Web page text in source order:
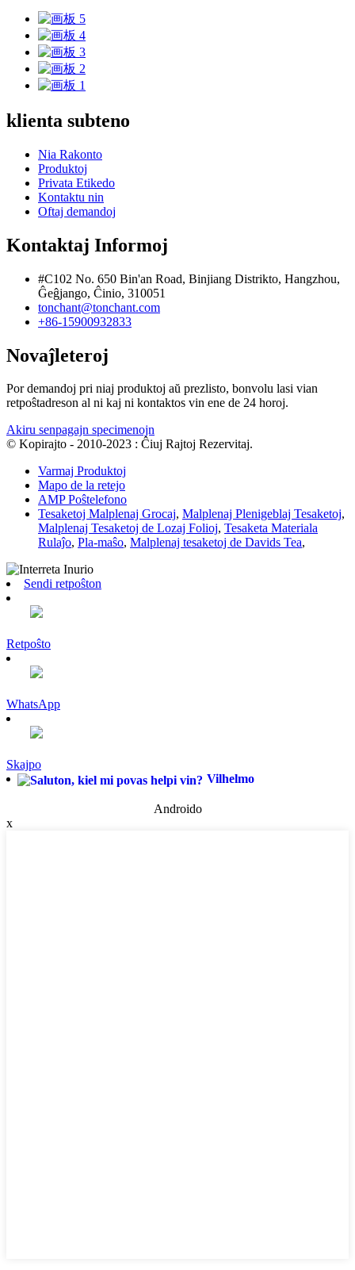
klienta subteno
Nia Rakonto
Produktoj
Privata Etikedo
Kontaktu nin
Oftaj demandoj
Kontaktaj Informoj
#C102 No. 650 Bin'an Road, Binjiang Distrikto, Hangzhou,
Ĝeĝjango, Ĉinio, 310051
tonchant@tonchant.com
+86-15900932833
Novaĵleteroj
Por demandoj pri niaj produktoj aŭ prezlisto, bonvolu lasi vian
retpoŝtadreson al ni kaj ni kontaktos vin ene de 24 horoj.
Akiru senpagajn specimenojn
© Kopirajto - 2010-2023 : Ĉiuj Rajtoj Rezervitaj.
Varmaj Produktoj
Mapo de la retejo
AMP Poŝtelefono
Tesaketoj Malplenaj Grocaj, Malplenaj Plenigeblaj Tesaketoj,
Malplenaj Tesaketoj de Lozaj Folioj, Tesaketa Materiala
Rulaĵo, Pla-maŝo, Malplenaj tesaketoj de Davids Tea,
Sendi retpoŝton
Retpoŝto
WhatsApp
Skajpo
Vilhelmo
Androido
x